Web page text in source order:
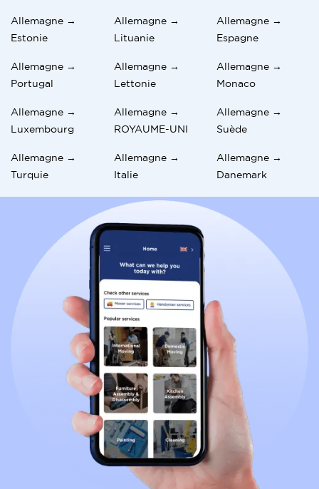
Allemagne →
Estonie
Allemagne →
Lituanie
Allemagne →
Espagne
Allemagne →
Portugal
Allemagne →
Lettonie
Allemagne →
Monaco
Allemagne →
Luxembourg
Allemagne →
ROYAUME-UNI
Allemagne →
Suède
Allemagne →
Turquie
Allemagne →
Italie
Allemagne →
Danemark